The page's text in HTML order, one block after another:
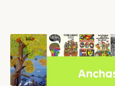
contenido